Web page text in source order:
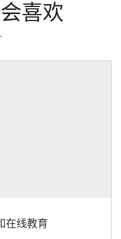
喜欢
在线教育